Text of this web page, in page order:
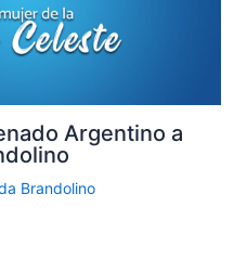
Argentino a
Brandolino